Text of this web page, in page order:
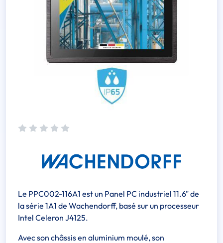
Le PPC002-116A1 est un Panel PC industriel 11.6" de
la série 1A1 de Wachendorff, basé sur un processeur
Intel Celeron J4125.
Avec son châssis en aluminium moulé, son